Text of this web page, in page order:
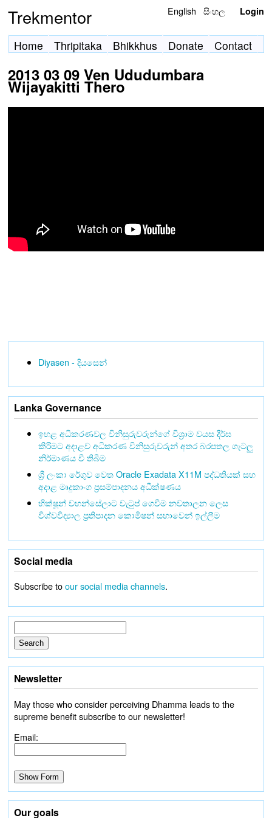
Trekmentor English සිංහල Login
Home Thripitaka Bhikkhus Donate Contact
2013 03 09 Ven Ududumbara
Wijayakitti Thero
Diyasen - දියසෙන්
Lanka Governance
ඉහළ අධිකරණවල විනිසුරුවරුන්ගේ විශ්‍රාම වයස දීර්ඝ
කිරීමට අදාළව අධිකරණ විනිසුරුවරුන් අතර බරපතල ගැටලු
නිර්මාණය වී තිබීම
ශ්‍රී ලංකා රේගුව වෙත Oracle Exadata X11M පද්ධතියක් සහ
අදාළ මෘදුකාංග ප්‍රසම්පාදනය අධීක්ෂණය
භික්ෂූන් වහන්සේලාට වැටුප් ගෙවීම නවතාලන ලෙස
විශ්වවිද්‍යාල ප්‍රතිපාදන කොමිෂන් සභාවෙන් ඉල්ලීම
Social media
Subscribe toour social media channels.
Newsletter
May those who consider perceiving Dhamma leads to the
supreme benefit subscribe to our newsletter!
Email:
Our goals